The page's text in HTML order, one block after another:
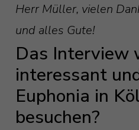
Herr Müller, vielen
und alles Gute!
Das Interview
interessant
Euphonia in
besuchen?